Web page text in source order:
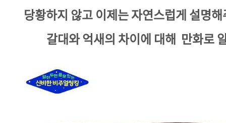
당황하지 않고 이제는 자연스럽게 설명
갈대와 억새의 차이에 대해 만화로